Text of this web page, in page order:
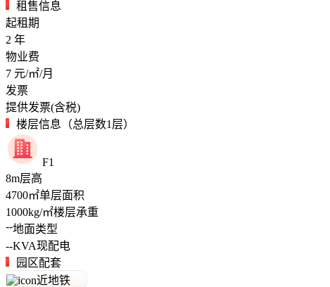
租售信息
起租期
2 年
物业费
7 元/㎡/月
发票
提供发票(含税)
楼层信息（总层数1层）
F1
8m层高
4700㎡单层面积
1000kg/㎡楼层承重
--地面类型
--KVA现配电
园区配套
近地铁